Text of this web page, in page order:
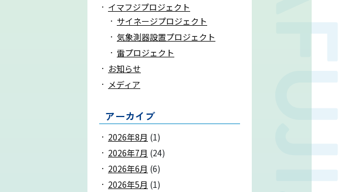
イマフジプロジェクト
サイネージプロジェクト
気象測器設置プロジェクト
雷プロジェクト
お知らせ
メディア
アーカイブ
2026年8月 (1)
2026年7月 (24)
2026年6月 (6)
2026年5月 (1)